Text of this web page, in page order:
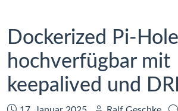
und
DRBD,
Teil
2
Dockerized Pi-Hole
hochverfügbar mit
keepalived und